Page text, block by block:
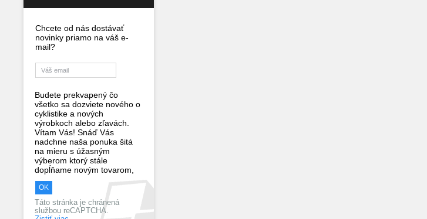
Chcete od nás dostávať
novinky priamo na váš e-
mail?
Budete prekvapený čo
všetko sa dozviete nového o
cyklistike a nových
výrobkoch alebo zľavách.
Vítam Vás! Snáď Vás
nadchne naša ponuka šitá
na mieru s úžasným
výberom ktorý stále
dopĺňame novým tovarom,
Táto stránka je chránená
službou reCAPTCHA.